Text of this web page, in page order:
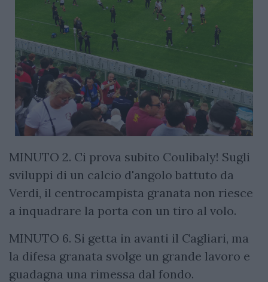
MINUTO 2. Ci prova subito Coulibaly! Sugli
sviluppi di un calcio d'angolo battuto da
Verdi, il centrocampista granata non riesce
a inquadrare la porta con un tiro al volo.
MINUTO 6. Si getta in avanti il Cagliari, ma
la difesa granata svolge un grande lavoro e
guadagna una rimessa dal fondo.